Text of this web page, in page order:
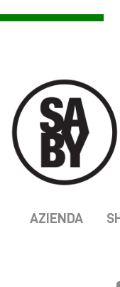
AZIENDA